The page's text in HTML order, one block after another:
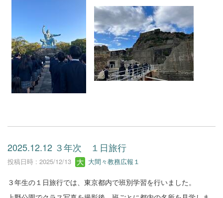
2025.12.12 ３年次 １日旅行
投稿日時 : 2025/12/13 大間々教務広報１
３年生の１日旅行では、東京都内で班別学習を行いました。